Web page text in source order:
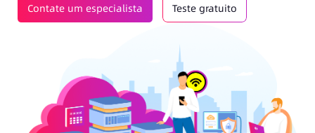
Contate um especialista Teste gratuito